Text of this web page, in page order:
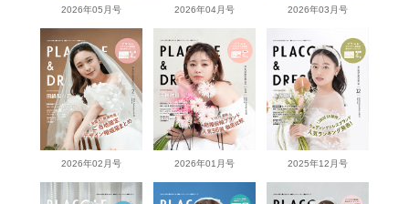
2026年05月号 2026年04月号 2026年03月号
2026年02月号 2026年01月号 2025年12月号